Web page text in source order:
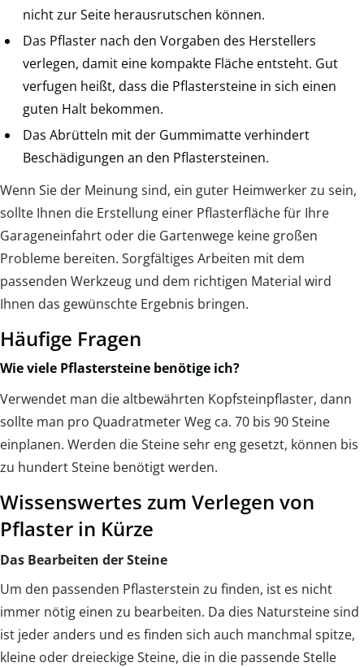
nicht zur Seite herausrutschen können.
Das Pflaster nach den Vorgaben des Herstellers
verlegen, damit eine kompakte Fläche entsteht. Gut
verfugen heißt, dass die Pflastersteine in sich einen
guten Halt bekommen.
Das Abrütteln mit der Gummimatte verhindert
Beschädigungen an den Pflastersteinen.
Wenn Sie der Meinung sind, ein guter Heimwerker zu sein,
sollte Ihnen die Erstellung einer Pflasterfläche für Ihre
Garageneinfahrt oder die Gartenwege keine großen
Probleme bereiten. Sorgfältiges Arbeiten mit dem
passenden Werkzeug und dem richtigen Material wird
Ihnen das gewünschte Ergebnis bringen.
Häufige Fragen
Wie viele Pflastersteine benötige ich?
Verwendet man die altbewährten Kopfsteinpflaster, dann
sollte man pro Quadratmeter Weg ca. 70 bis 90 Steine
einplanen. Werden die Steine sehr eng gesetzt, können bis
zu hundert Steine benötigt werden.
Wissenswertes zum Verlegen von
Pflaster in Kürze
Das Bearbeiten der Steine
Um den passenden Pflasterstein zu finden, ist es nicht
immer nötig einen zu bearbeiten. Da dies Natursteine sind
ist jeder anders und es finden sich auch manchmal spitze,
kleine oder dreieckige Steine, die in die passende Stelle